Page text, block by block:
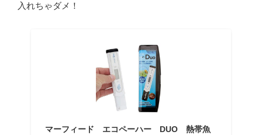
入れちゃダメ！
マーフィード エコペーハー DUO 熱帯魚